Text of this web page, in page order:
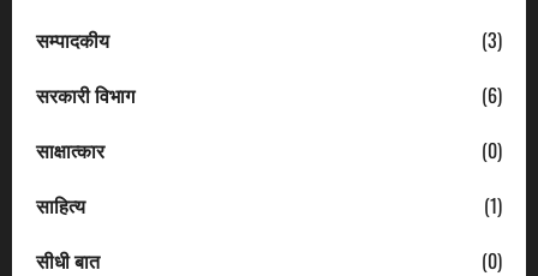
सम्पादकीय
(3)
सरकारी विभाग
(6)
साक्षात्कार
(0)
साहित्य
(1)
सीधी बात
(0)